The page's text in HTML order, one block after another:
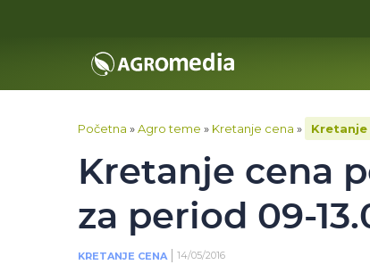
Početna »Agro teme » Kretanje cena »
Kretanje cena
za period 09-
KRETANJE CENA 14/05/2016